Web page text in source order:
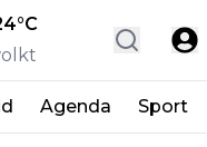
°C
Agenda Sport